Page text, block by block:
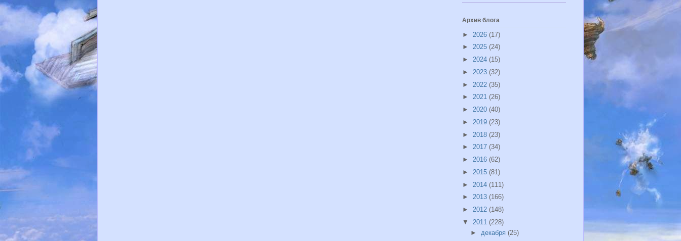
Архив блога
► 2026 (17)
► 2025 (24)
► 2024 (15)
► 2023 (32)
► 2022 (35)
► 2021 (26)
► 2020 (40)
► 2019 (23)
► 2018 (23)
► 2017 (34)
► 2016 (62)
► 2015 (81)
► 2014 (111)
► 2013 (166)
► 2012 (148)
▼ 2011 (228)
► декабря (25)